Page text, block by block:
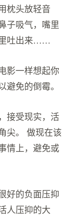
枕头放轻音
子吸气，嘴里
里吐出来……
影一样想起你
避免的倒霉。
接受现实，活
尖。 做现在该
情上，避免或
好的负面压抑
人压抑的大